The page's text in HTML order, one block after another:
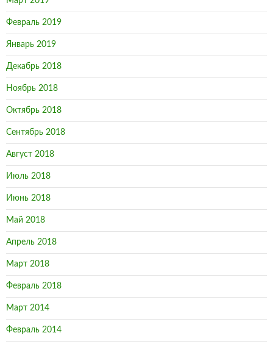
Февраль 2019
Январь 2019
Декабрь 2018
Ноябрь 2018
Октябрь 2018
Сентябрь 2018
Август 2018
Июль 2018
Июнь 2018
Май 2018
Апрель 2018
Март 2018
Февраль 2018
Март 2014
Февраль 2014